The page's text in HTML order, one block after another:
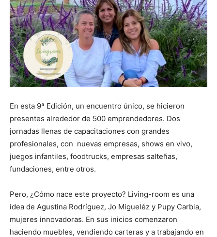
En esta 9ª Edición, un encuentro único, se hicieron
presentes alrededor de 500 emprendedores. Dos
jornadas llenas de capacitaciones con grandes
profesionales, con nuevas empresas, shows en vivo,
juegos infantiles, foodtrucks, empresas salteñas,
fundaciones, entre otros.
Pero, ¿Cómo nace este proyecto? Living-room es una
idea de Agustina Rodríguez, Jo Migueléz y Pupy Carbia,
mujeres innovadoras. En sus inicios comenzaron
haciendo muebles, vendiendo carteras y a trabajando en